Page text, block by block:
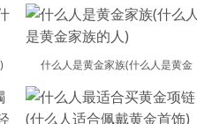
什么人是黄金家族(什么人是黄金